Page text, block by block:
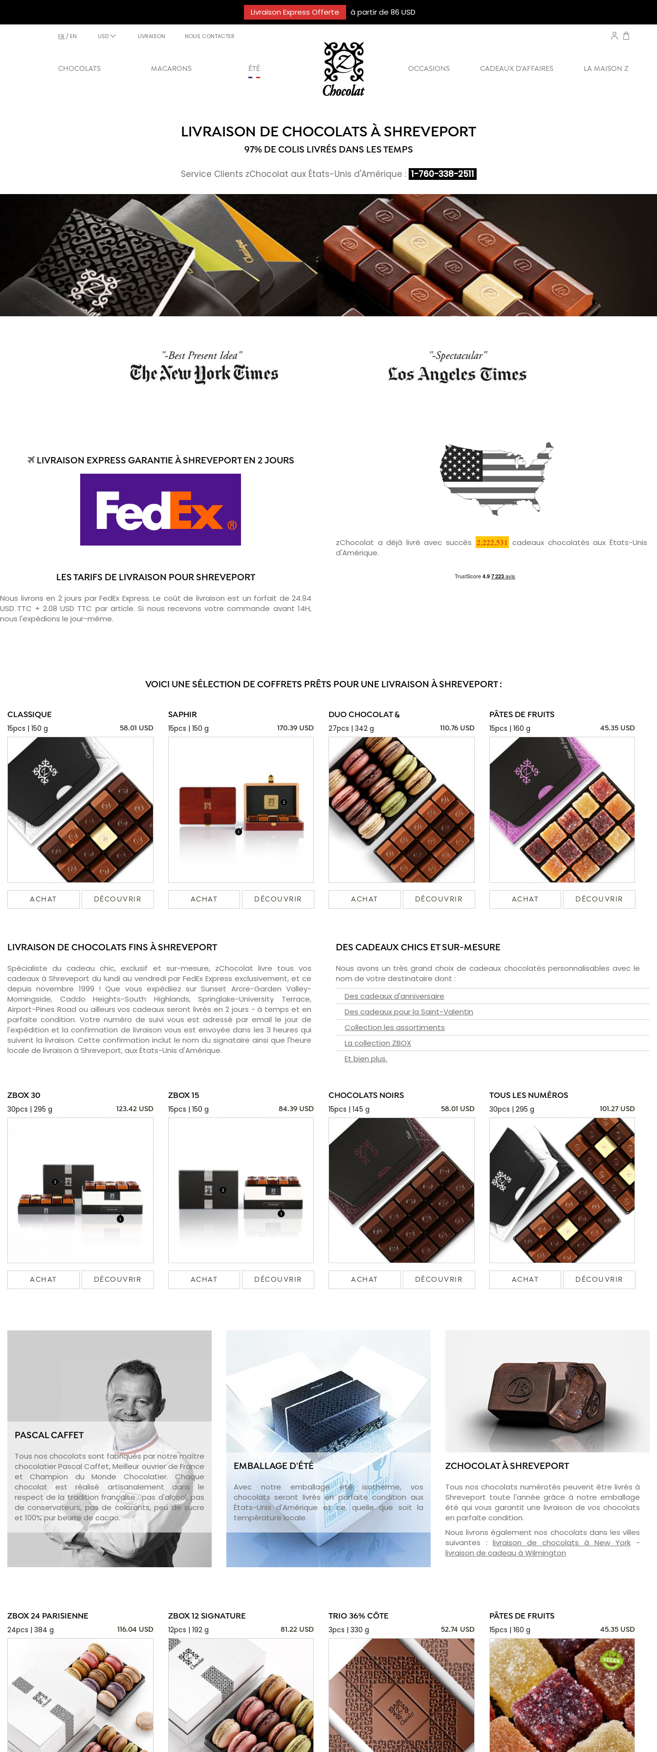
Livraison Express Offerte à partir de 86 USD
FR / EN USD LIVRAISON NOUS CONTACTER
CHOCOLATS MACARONS ÉTÉ OCCASIONS CADEAUX D'AFFAIRES LA MAISON Z
LIVRAISON DE CHOCOLATS À SHREVEPORT
97% DE COLIS LIVRÉS DANS LES TEMPS
Service Clients zChocolat aux États-Unis d'Amérique : 1-760-338-2511
LIVRAISON EXPRESS GARANTIE À SHREVEPORT EN 2 JOURS
LES TARIFS DE LIVRAISON POUR SHREVEPORT
Nous livrons en 2 jours par FedEx Express. Le coût de livraison est un forfait de 24.94
USD TTC + 2.08 USD TTC par article. Si nous recevons votre commande avant 14H,
nous l'expédions le jour-même.
zChocolat a déjà livré avec succès 2,222,531 cadeaux chocolatés aux États-Unis
d'Amérique.
VOICI UNE SÉLECTION DE COFFRETS PRÊTS POUR UNE LIVRAISON À SHREVEPORT :
CLASSIQUE
15pcs | 150 g
58.01 USD
ACHAT DÉCOUVRIR
SAPHIR
15pcs | 150 g
170.39 USD
ACHAT DÉCOUVRIR
DUO CHOCOLAT &
27pcs | 342 g
110.76 USD
ACHAT DÉCOUVRIR
PÂTES DE FRUITS
15pcs | 160 g
45.35 USD
ACHAT DÉCOUVRIR
LIVRAISON DE CHOCOLATS FINS À SHREVEPORT
Spécialiste du cadeau chic, exclusif et sur-mesure, zChocolat livre tous vos
cadeaux à Shreveport du lundi au vendredi par FedEx Express exclusivement, et ce
depuis novembre 1999 ! Que vous expédiiez sur Sunset Arcre-Garden Valley-
Morningside, Caddo Heights-South Highlands, Springlake-University Terrace,
Airport-Pines Road ou ailleurs vos cadeaux seront livrés en 2 jours - à temps et en
parfaite condition. Votre numéro de suivi vous est adressé par email le jour de
l'expédition et la confirmation de livraison vous est envoyée dans les 3 heures qui
suivent la livraison. Cette confirmation inclut le nom du signataire ainsi que l'heure
locale de livraison à Shreveport, aux États-Unis d'Amérique.
DES CADEAUX CHICS ET SUR-MESURE
Nous avons un très grand choix de cadeaux chocolatés personnalisables avec le
nom de votre destinataire dont :
Des cadeaux d'anniversaire
Des cadeaux pour la Saint-Valentin
Collection les assortiments
La collection ZBOX
Et bien plus.
ZBOX 30
30pcs | 295 g
123.42 USD
ACHAT DÉCOUVRIR
ZBOX 15
15pcs | 150 g
84.39 USD
ACHAT DÉCOUVRIR
CHOCOLATS NOIRS
15pcs | 145 g
58.01 USD
ACHAT DÉCOUVRIR
TOUS LES NUMÉROS
30pcs | 295 g
101.27 USD
ACHAT DÉCOUVRIR
PASCAL CAFFET
Tous nos chocolats sont fabriqués par notre maître
chocolatier Pascal Caffet, Meilleur ouvrier de France
et Champion du Monde Chocolatier. Chaque
chocolat est réalisé artisanalement dans le
respect de la tradition française : pas d'alcool, pas
de conservateurs, pas de colorants, peu de sucre
et 100% pur beurre de cacao.
EMBALLAGE D'ÉTÉ
Avec notre emballage été isotherme, vos
chocolats seront livrés en parfaite condition aux
États-Unis d'Amérique et ce, quelle que soit la
température locale.
ZCHOCOLAT À SHREVEPORT
Tous nos chocolats numérotés peuvent être livrés à
Shreveport toute l'année grâce à notre emballage
été qui vous garantit une livraison de vos chocolats
en parfaite condition.
Nous livrons également nos chocolats dans les villes
suivantes : livraison de chocolats à New York-
livraison de cadeau à Wilmington
ZBOX 24 PARISIENNE
24pcs | 384 g
116.04 USD
ZBOX 12 SIGNATURE
12pcs | 192 g
81.22 USD
TRIO 36% CÔTE
3pcs | 330 g
52.74 USD
PÂTES DE FRUITS
15pcs | 160 g
45.35 USD